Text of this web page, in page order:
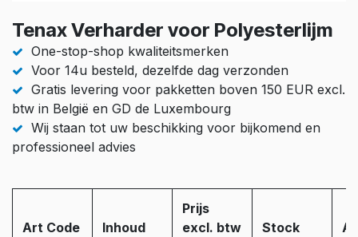
Tenax Verharder voor Polyesterlijm
One-stop-shop kwaliteitsmerken
Voor 14u besteld, dezelfde dag verzonden
Gratis levering voor pakketten boven 150 EUR excl.
btw in België en GD de Luxembourg
Wij staan tot uw beschikking voor bijkomend en
professioneel advies
Art Code Inhoud
Prijs
excl. btw
Stock